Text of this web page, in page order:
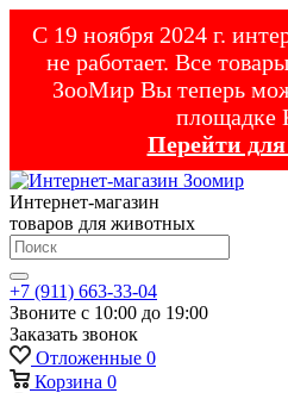
С 19 ноября 2024 г.
не работает. Все
ЗооМир Вы теперь
площадке
Перейти
Интернет-магазин
товаров для животных
+7 (911) 663-33-04
Звоните с 10:00 до 19:00
Заказать звонок
Отложенные 0
Корзина 0